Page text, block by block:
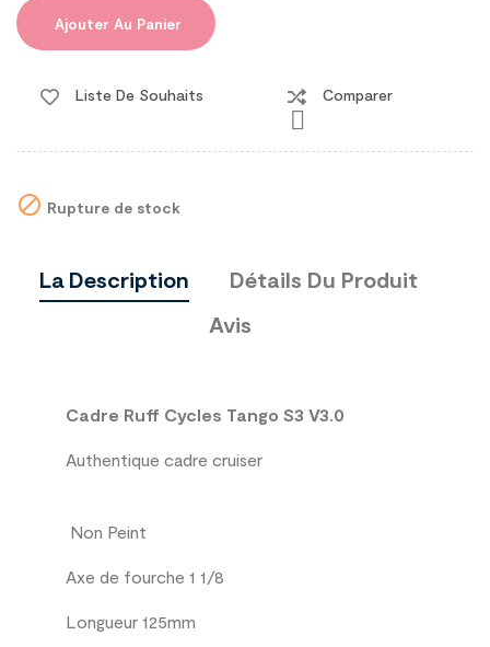
Ajouter Au Panier
Liste De Souhaits

Comparer
 Rupture de stock
La Description
Détails Du Produit
Avis
Cadre Ruff Cycles Tango S3 V3.0
Authentique cadre cruiser
Non Peint
Axe de fourche 1 1/8
Longueur 125mm